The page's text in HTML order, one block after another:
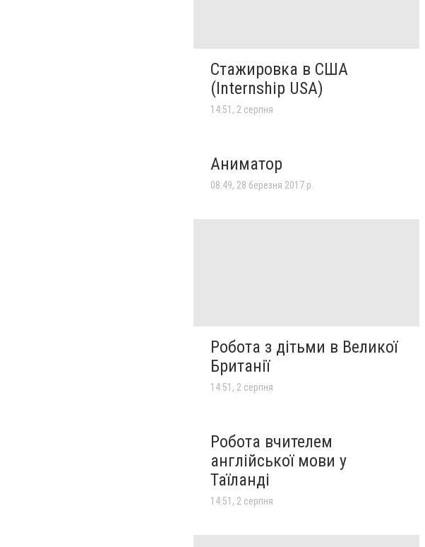
Стажировка в США
(Internship USA)
14:51, 2 серпня
Аниматор
08:49, 28 березня 2017 р.
Робота з дітьми в Великої
Британії
14:51, 2 серпня
Робота вчителем
англійської мови у
Таїланді
14:51, 2 серпня